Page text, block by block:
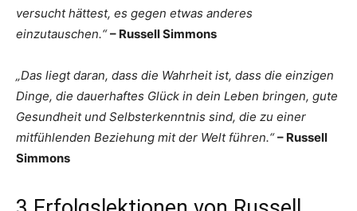
versucht hättest, es gegen etwas anderes
einzutauschen.“– Russell Simmons
„Das liegt daran, dass die Wahrheit ist, dass die einzigen
Dinge, die dauerhaftes Glück in dein Leben bringen, gute
Gesundheit und Selbsterkenntnis sind, die zu einer
mitfühlenden Beziehung mit der Welt führen.“– Russell
Simmons